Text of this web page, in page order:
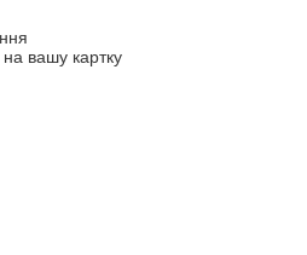
вашу картку